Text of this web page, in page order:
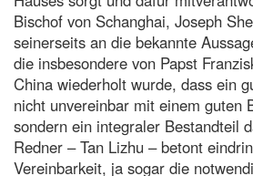
Bischof von Schanghai, Joseph
seinerseits an die bekannte
die insbesondere von Papst
China wiederholt wurde, dass ein
nicht unvereinbar mit einem guten
sondern ein integraler Bestandteil
Redner – Tan Lizhu – betont
Vereinbarkeit, ja sogar die